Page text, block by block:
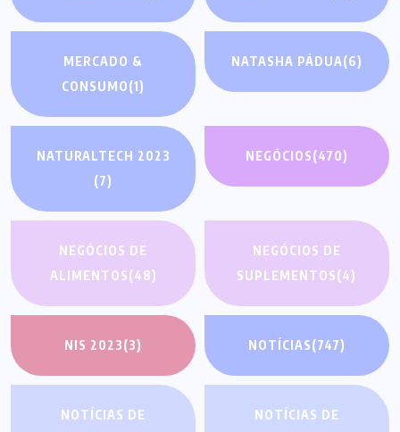
MERCADO &
CONSUMO(1)
NATASHA PÁDUA(6)
NATURALTECH 2023
(7)
NEGÓCIOS(470)
NEGÓCIOS DE
ALIMENTOS(48)
NEGÓCIOS DE
SUPLEMENTOS(4)
NIS 2023(3) NOTÍCIAS(747)
NOTÍCIAS DE
NOTÍCIAS DE